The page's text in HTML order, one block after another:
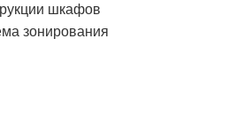
шкафов
зонирования